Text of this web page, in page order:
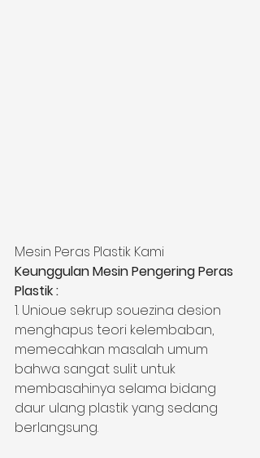
Mesin Peras Plastik Kami
Keunggulan Mesin Pengering Peras
Plastik :
1. Unioue sekrup souezina desion
menghapus teori kelembaban,
memecahkan masalah umum
bahwa sangat sulit untuk
membasahinya selama bidang
daur ulang plastik yang sedang
berlangsung.